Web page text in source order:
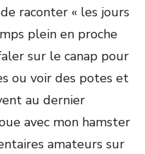
raconter « les jours
plein en proche
sur le canap pour
ou voir des potes et
au dernier
avec mon hamster
amateurs sur